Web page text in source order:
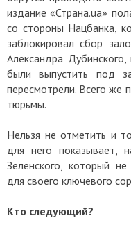
издание «Страна.ua»
со стороны Нацбанка,
заблокировал сбор
Александра
были выпустить под
пересмотрели. Всего же
тюрьмы.
Нельзя не отметить и
для него показывает,
Зеленского, который
для своего ключевого
Кто следующий?